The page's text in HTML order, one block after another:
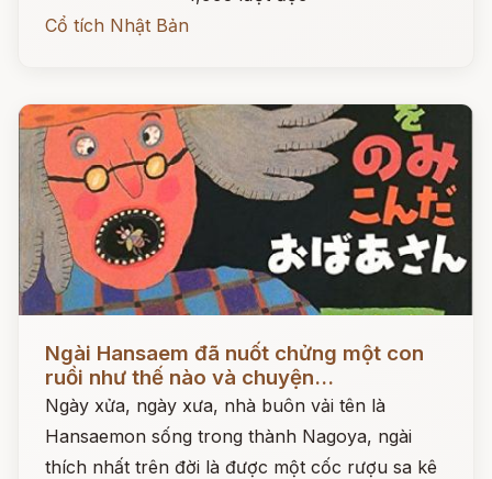
Cổ tích Nhật Bản
Ngài Hansaem đã nuốt chửng một con
ruồi như thế nào và chuyện...
Ngày xửa, ngày xưa, nhà buôn vải tên là
Hansaemon sống trong thành Nagoya, ngài
thích nhất trên đời là được một cốc rượu sa kê